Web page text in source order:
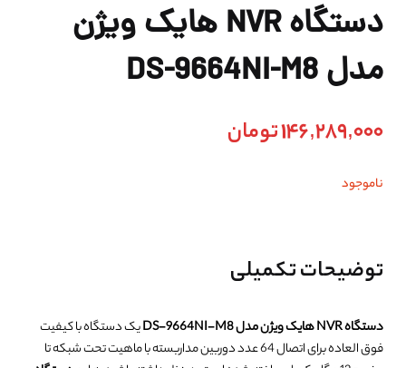
دستگاه NVR هایک ویژن
مدل DS-9664NI-M8
146,289,000تومان
ناموجود
توضیحات تکمیلی
دستگاه NVR هایک ویژن مدل DS-9664NI-M8
یک دستگاه با کیفیت
فوق العاده برای اتصال 64 عدد دوربین مداربسته با ماهیت تحت شبکه تا